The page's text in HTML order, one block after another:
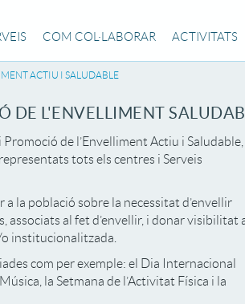
COM COL·LABORAR ACTIVITATS
ACTIU I SALUDABLE
DE L'ENVELLIMENT
de l’Envelliment Actiu i Saludable,
tots els centres i Serveis
a la població sobre la necessitat d’envellir
associats al fet d’envellir, i donar visibilitat
institucionalitzada.
com per exemple: el Dia Internacional
la Setmana de l’Activitat Física i la